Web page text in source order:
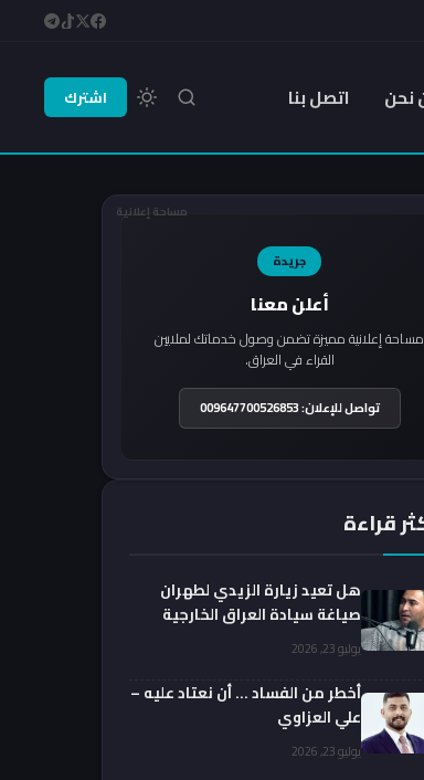
نحن اتصل بنا اشترك
مساحة إعلانية
جريدة
أعلن معنا
مساحة إعلانية مميزة تضمن وصول خدماتك لملايين
القراء في العراق.
تواصل للإعلان: 009647700526853
قراءة
هل تعيد زيارة الزيدي لطهران
صياغة سيادة العراق الخارجية
فعليا؟.. باحث يوضحيوليو 23, 2026
أخطر من الفساد … أن نعتاد عليه –
علي العزاوي
يوليو 23, 2026